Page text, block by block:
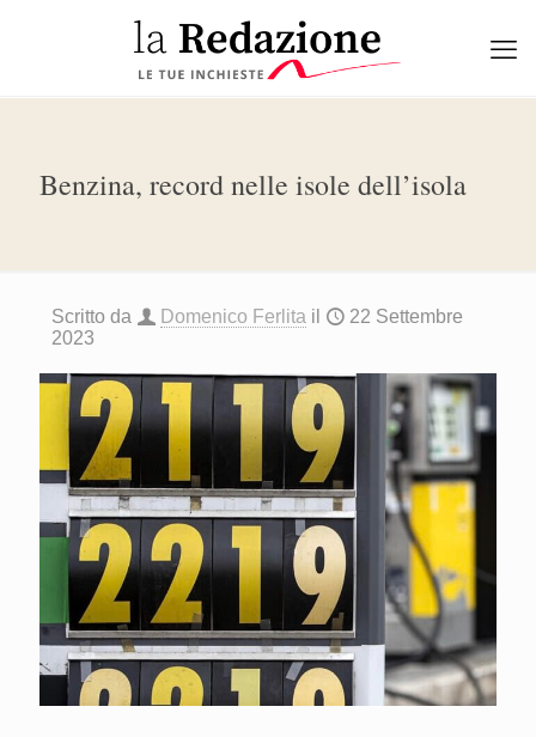
Benzina, record nelle isole dell’isola
Scritto da Domenico Ferlita il
22 Settembre
2023